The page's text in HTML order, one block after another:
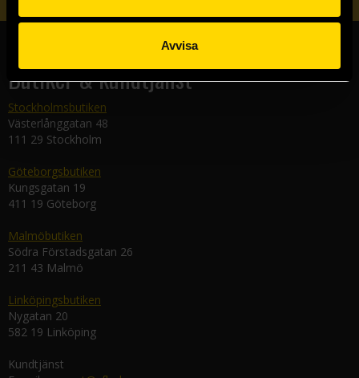
Avvisa
Butiker & kundtjänst
Stockholmsbutiken
Västerlånggatan 48
111 29 Stockholm
Göteborgsbutiken
Kungsgatan 19
411 19 Göteborg
Malmöbutiken
Södra Förstadsgatan 26
211 43 Malmö
Linköpingsbutiken
Nygatan 20
582 19 Linköping
Kundtjänst